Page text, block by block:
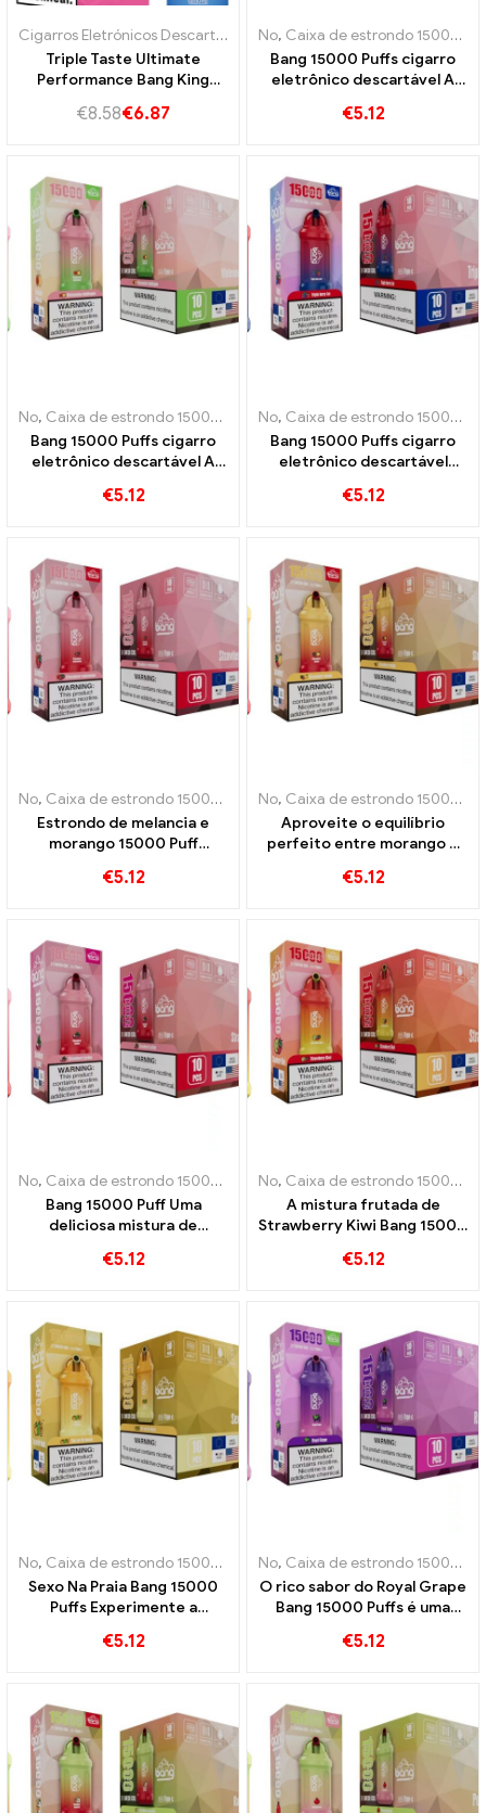
Cigarros Eletrónicos Descartáveis ​​Portugal ,Cigarros eletrônicos
Triple Taste Ultimate
Performance Bang King
Kiwi e Pineapple e Red Bull
€8.58€6.87
No, Caixa de estrondo 15000 Sopro
Bang 15000 Puffs cigarro
eletrônico descartável A
mistura com o sabor
€5.12
No, Caixa de estrondo 15000 Sopro ,Cigarros eletrônicos
Bang 15000 Puffs cigarro
eletrônico descartável A
chiclete é uma festa para os
€5.12
No, Caixa de estrondo 15000 Sopro
Bang 15000 Puffs cigarro
eletrônico descartável
combina com um sabor
€5.12
No, Caixa de estrondo 15000 Sopro ,Cigarros eletrônicos
Estrondo de melancia e
morango 15000 Puff
combinação refrescante de
€5.12
No, Caixa de estrondo 15000 Sopro
Aproveite o equilíbrio
perfeito entre morango e
Puff cigarro eletrônico
€5.12
No, Caixa de estrondo 15000 Sopro ,Cigarros eletrônicos
Bang 15000 Puff Uma
deliciosa mistura de
suculenta lichia
€5.12
No, Caixa de estrondo 15000 Sopro
A mistura frutada de
Strawberry Kiwi Bang 15000
verão
€5.12
No, Caixa de estrondo 15000 Sopro ,Cigarros eletrônicos
Sexo Na Praia Bang 15000
Puffs Experimente a
frutas exóticas
€5.12
No, Caixa de estrondo 15000 Sopro
O rico sabor do Royal Grape
Bang 15000 Puffs é uma
fruta real
€5.12